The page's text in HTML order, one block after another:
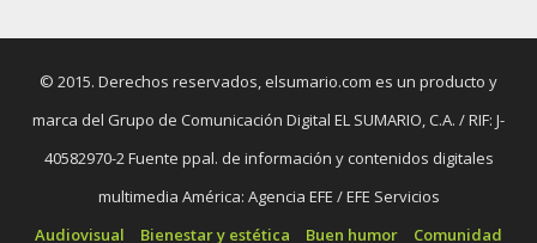
© 2015. Derechos reservados, elsumario.com es un producto y
marca del Grupo de Comunicación Digital EL SUMARIO, C.A. / RIF: J-
40582970-2 Fuente ppal. de información y contenidos digitales
multimedia América: Agencia EFE / EFE Servicios
Audiovisual
Bienestar y estética Buen humor Comunidad